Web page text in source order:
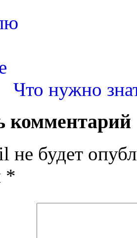
Что нужно
комментарий
не будет
*